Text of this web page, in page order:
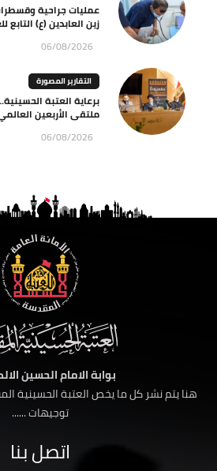
عمليات جراحية
زين العابدين (ع)
06/08/2026
التقارير المصورة
برعاية العتبة
ملتقى الأربعين
06/08/2026
بوابة الامام الحسين
هنا يتم نشر كل ما يخص العتبة الحسينية
توجيهات ......
اتصل بنا